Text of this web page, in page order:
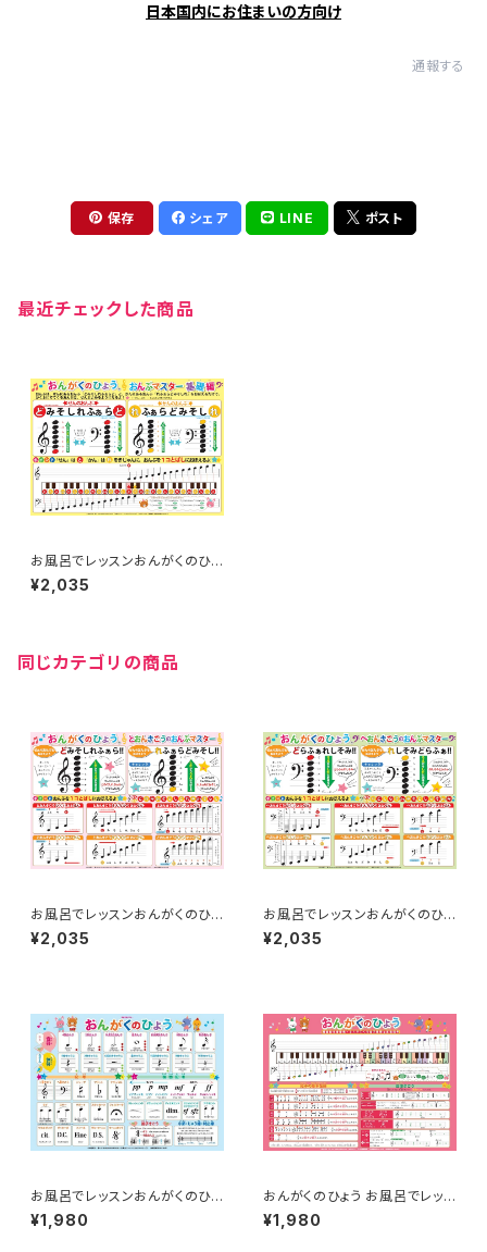
日本国内にお住まいの方向け
通報する
保存 シェア LINE ポスト
最近チェックした商品
お風呂でレッスンおんがくのひょ
う「おんぷマスター基礎編」 品
番：AKPO-13
¥2,035
同じカテゴリの商品
お風呂でレッスンおんがくのひょ
う「ト音記号の音符マスター」
品番：AKPO-14
¥2,035
お風呂でレッスンおんがくのひょ
う「ヘ音記号の音符マスター」
品番：AKPO-15
¥2,035
お風呂でレッスンおんがくのひょ
う（入門編）品番：AKPO-3
¥1,980
おんがくのひょう お風呂でレッス
ン (楽譜基礎編) 品番：AKPO
-7
¥1,980